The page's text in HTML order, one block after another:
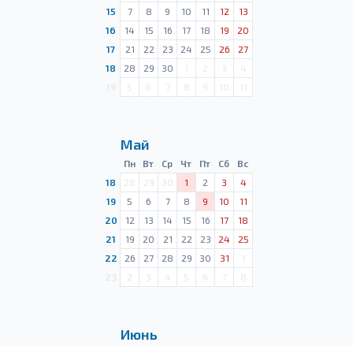
15
7 8 9 10 11 12
13
16
14 15 16 17 18 19
20
17
21 22 23 24 25 26
27
18
28 29 30 1 2 3
4
5 6 7 8 9 10 11
Май
Пн Вт Ср Чт Пт Сб
Вс
18
28 29 30 1 2 3
4
19
5 6 7 8 9 10
11
20
12 13 14 15 16 17
18
21
19 20 21 22 23 24
25
22
26 27 28 29 30 31
1
2 3 4 5 6 7 8
Июнь